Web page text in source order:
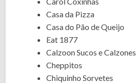
Casa da Pizza
Casa do Pão de Queijo
Eat 1877
Calzoon Sucos e Calzones
Cheppitos
Chiquinho Sorvetes